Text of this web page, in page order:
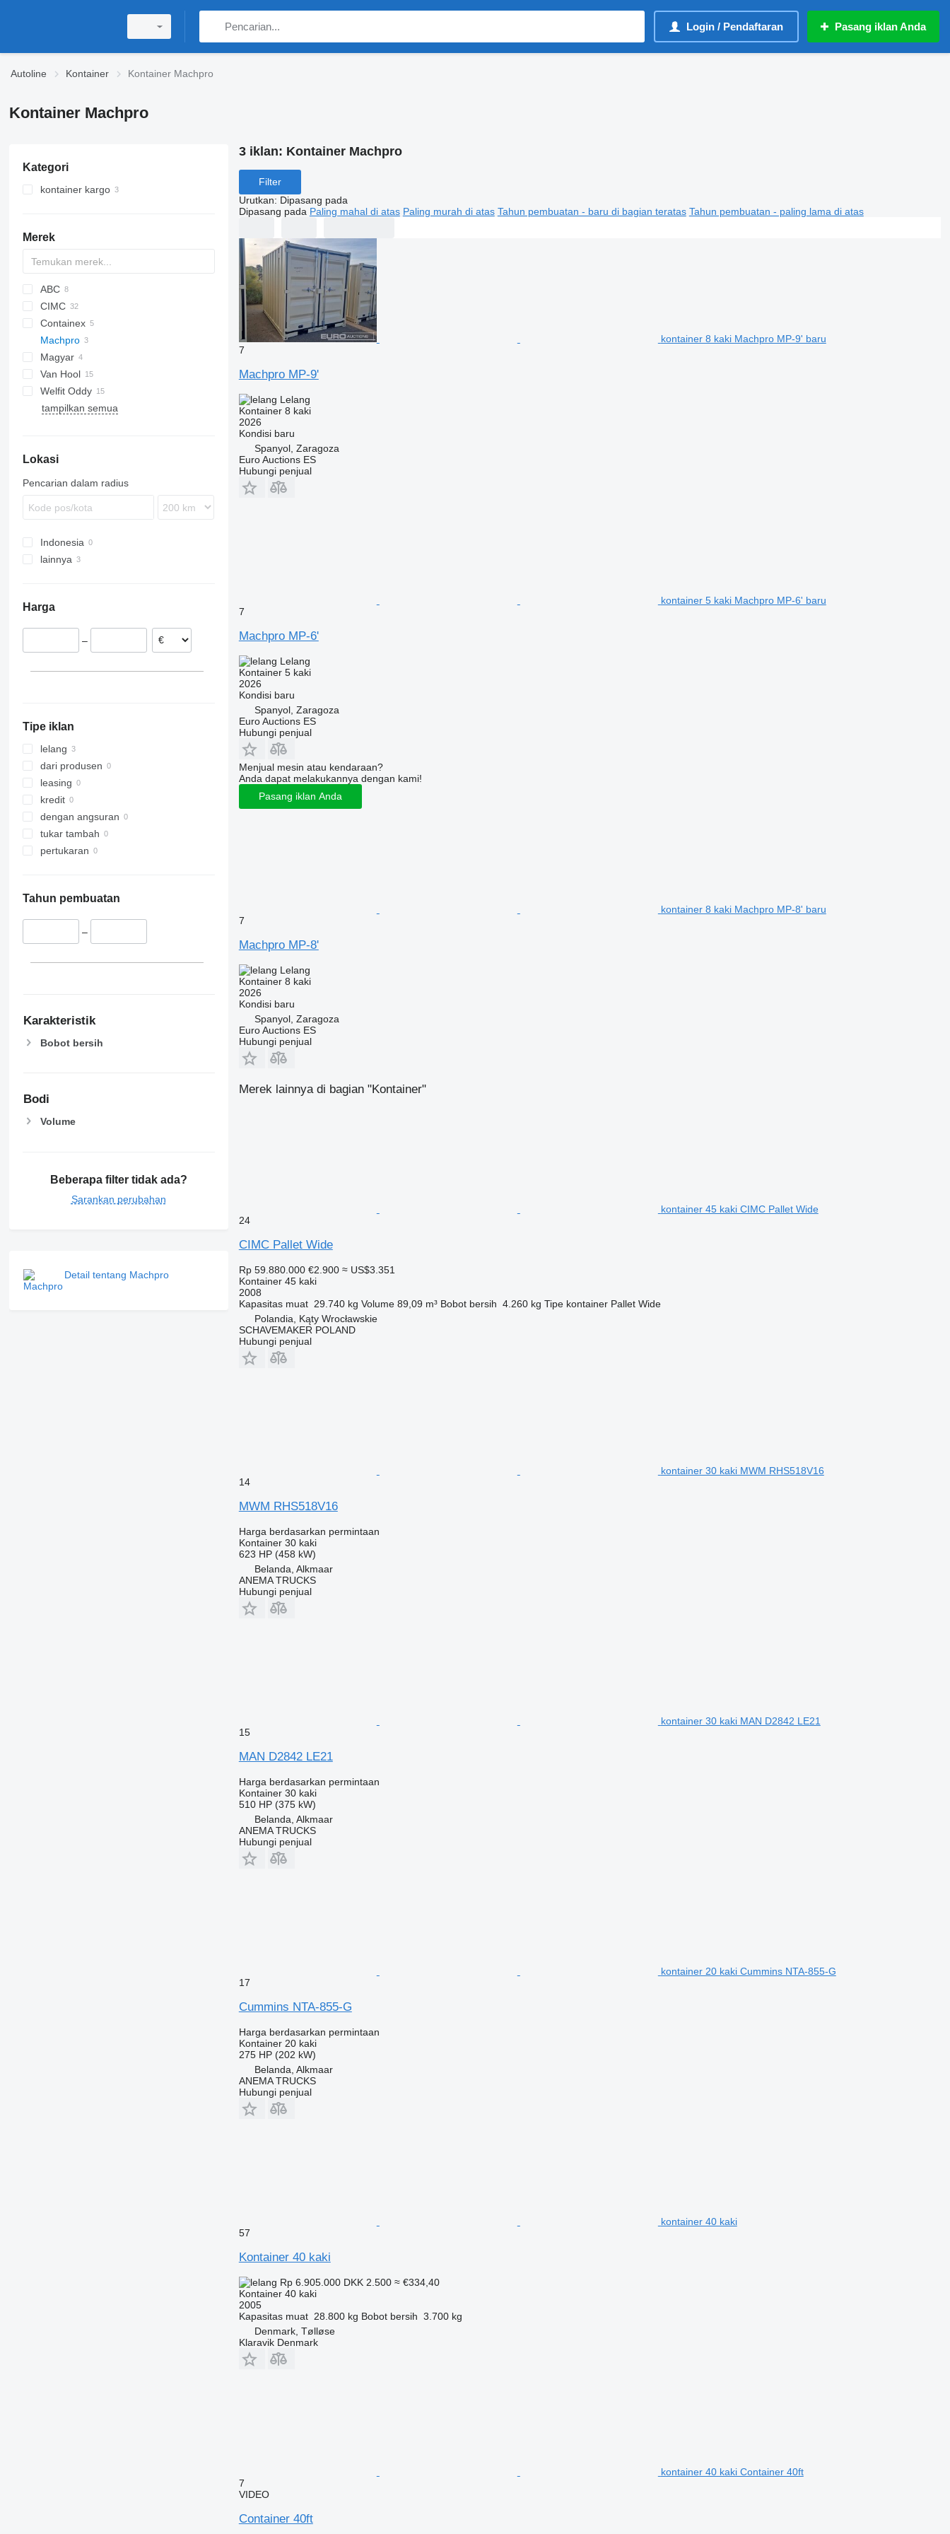
Login / Pendaftaran Pasang iklan Anda
Autoline Kontainer Kontainer Machpro
Kontainer Machpro
Kategori
kontainer kargo
Merek
ABC
CIMC
Containex
O-3
LE
Machpro
MP
Magyar
Van Hool
ADR
T-series
Welfit Oddy
LPG
tampilkan semua
Lokasi
Pencarian dalam radius
Indonesia
lainnya
Harga
–
Tipe iklan
lelang
dari produsen
leasing
kredit
dengan angsuran
tukar tambah
pertukaran
Tahun pembuatan
–
Karakteristik
Bobot bersih
Bodi
Volume
Beberapa filter tidak ada?
Sarankan perubahan
Detail tentang Machpro
3 iklan: Kontainer Machpro
Filter
Urutkan: Dipasang pada
Dipasang pada Paling mahal di atas Paling murah di atas Tahun pembuatan - baru di bagian teratas Tahun pembuatan - paling lama di atas
kontainer 8 kaki Machpro MP-9' baru
7
Machpro MP-9'
Lelang
Kontainer 8 kaki
2026
Kondisibaru
Spanyol, Zaragoza
Euro Auctions ES
Hubungi penjual
kontainer 5 kaki Machpro MP-6' baru
7
Machpro MP-6'
Lelang
Kontainer 5 kaki
2026
Kondisibaru
Spanyol, Zaragoza
Euro Auctions ES
Hubungi penjual
Menjual mesin atau kendaraan?
Anda dapat melakukannya dengan kami!
Pasang iklan Anda
kontainer 8 kaki Machpro MP-8' baru
7
Machpro MP-8'
Lelang
Kontainer 8 kaki
2026
Kondisibaru
Spanyol, Zaragoza
Euro Auctions ES
Hubungi penjual
Merek lainnya di bagian "Kontainer"
kontainer 45 kaki CIMC Pallet Wide
24
CIMC Pallet Wide
Rp 59.880.000 €2.900 ≈ US$3.351
Kontainer 45 kaki
2008
Kapasitas muat 29.740 kg Volume 89,09 m³ Bobot bersih 4.260 kg Tipe kontainer Pallet Wide
Polandia, Kąty Wrocławskie
SCHAVEMAKER POLAND
Hubungi penjual
kontainer 30 kaki MWM RHS518V16
14
MWM RHS518V16
Harga berdasarkan permintaan
Kontainer 30 kaki
623 HP (458 kW)
Belanda, Alkmaar
ANEMA TRUCKS
Hubungi penjual
kontainer 30 kaki MAN D2842 LE21
15
MAN D2842 LE21
Harga berdasarkan permintaan
Kontainer 30 kaki
510 HP (375 kW)
Belanda, Alkmaar
ANEMA TRUCKS
Hubungi penjual
kontainer 20 kaki Cummins NTA-855-G
17
Cummins NTA-855-G
Harga berdasarkan permintaan
Kontainer 20 kaki
275 HP (202 kW)
Belanda, Alkmaar
ANEMA TRUCKS
Hubungi penjual
kontainer 40 kaki
57
Kontainer 40 kaki
Rp 6.905.000 DKK 2.500 ≈ €334,40
Kontainer 40 kaki
2005
Kapasitas muat 28.800 kg Bobot bersih 3.700 kg
Denmark, Tølløse
Klaravik Denmark
kontainer 40 kaki Container 40ft
7
VIDEO
Container 40ft